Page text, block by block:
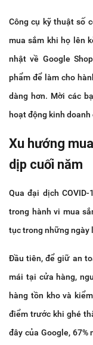
Công cụ kỹ thuật số
mua sắm khi họ lên
nhật về Google
phẩm để làm cho
dàng hơn. Mời các
hoạt động kinh
Xu hướng
dịp cuối năm
Qua đại dịch
trong hành vi mua
tục trong những ngày
Đầu tiên, để giữ an
mái tại cửa hàng,
hàng tồn kho và
điểm trước khi ghé
đây của Google,